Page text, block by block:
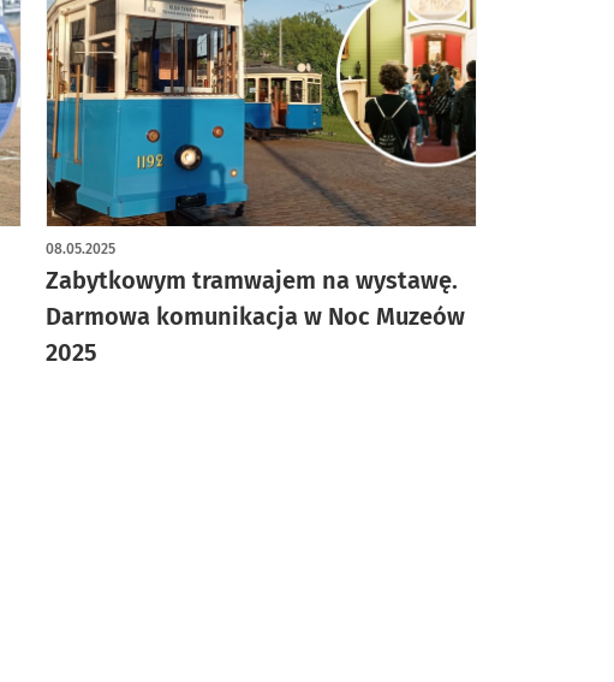
Zabytkowym tramwajem na wystawę.
Darmowa komunikacja w Noc Muzeów
2025
08.05.2025